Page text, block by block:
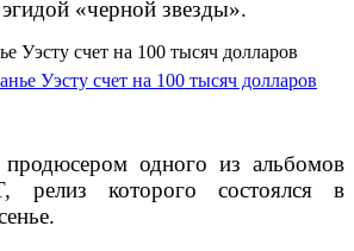
«черной звезды».
Уэсту счет на 100 тысяч долларов
одного из альбомов
релиз которого состоялся в